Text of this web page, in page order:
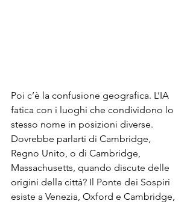
Poi c’è la confusione geografica. L’IA
fatica con i luoghi che condividono lo
stesso nome in posizioni diverse.
Dovrebbe parlarti di Cambridge,
Regno Unito, o di Cambridge,
Massachusetts, quando discute delle
origini della città? Il Ponte dei Sospiri
esiste a Venezia, Oxford e Cambridge,